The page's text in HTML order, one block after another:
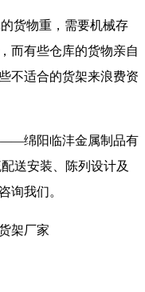
货物重，需要机械存
而有些仓库的货物亲自
不适合的货架来浪费资
绵阳临沣金属制品有
送安装、陈列设计及
询我们。